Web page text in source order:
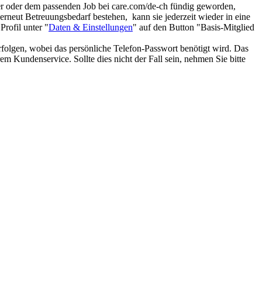
dem passenden Job bei care.com/de-ch fündig geworden,
Betreuungsbedarf bestehen, kann sie jederzeit wieder in eine
unter "Daten & Einstellungen" auf den Button "Basis-Mitglied
wobei das persönliche Telefon-Passwort benötigt wird. Das
Kundenservice. Sollte dies nicht der Fall sein, nehmen Sie bitte